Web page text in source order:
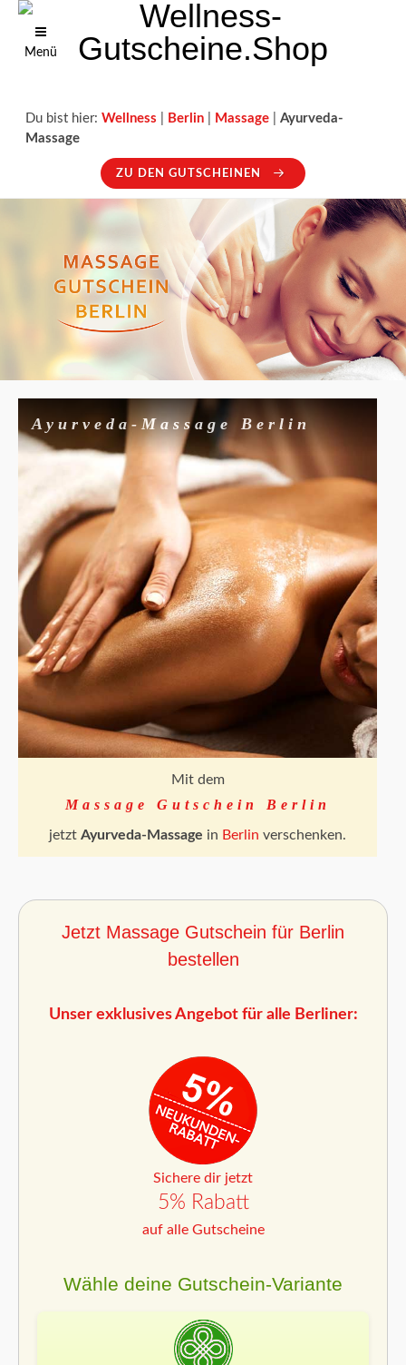
Menü
Du bist hier: Wellness Berlin Massage
Ayurveda-
Massage
ZU DEN GUTSCHEINEN
Ayurveda-Massage Berlin
Mit dem
Massage Gutschein Berlin
jetzt Ayurveda-Massage in Berlin verschenken.
Jetzt Massage Gutschein für Berlin
bestellen
Unser exklusives Angebot für alle Berliner:
Sichere dir jetzt
5% Rabatt
auf alle Gutscheine
Wähle deine Gutschein-Variante